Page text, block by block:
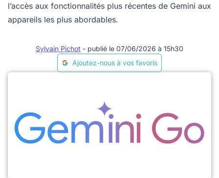
l’accès aux fonctionnalités plus récentes de Gemini aux
appareils les plus abordables.
Sylvain Pichot - publié le 07/06/2026 à 15h30
Ajoutez-nous à vos favoris